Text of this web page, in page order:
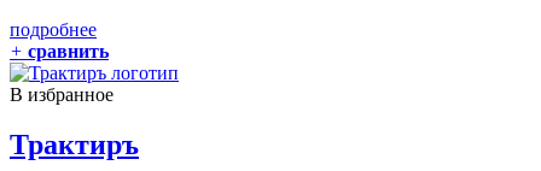
подробнее
+ сравнить
В избранное
Трактиръ